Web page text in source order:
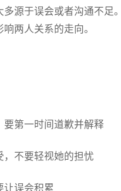
多源于误会或者沟通不足
两人关系的走向。
要第一时间道歉并解释
，不要轻视她的担忧
让误会积累